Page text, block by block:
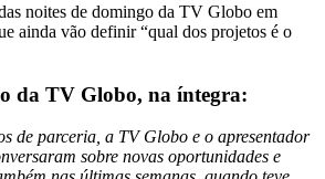
noites de domingo da TV Globo em
ainda vão definir “qual dos projetos é o
da TV Globo, na íntegra:
de parceria, a TV Globo e o apresentador
sobre novas oportunidades e